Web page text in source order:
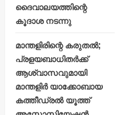
ദൈവാലയത്തിന്റെ
കൂദാശ നടന്നു
മാന്തളിരിന്റെ കരുതൽ;
പ്രളയബാധിതർക്ക്
ആശ്വാസവുമായി
മാന്തളിർ യാക്കോബായ
കത്തീഡ്രൽ യൂത്ത്